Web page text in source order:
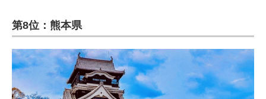
エネルギーの専門メディア
ちょっと気になるネットの話題
第8位：熊本県